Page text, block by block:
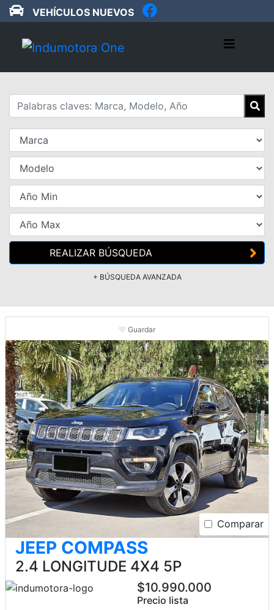
VEHÍCULOS NUEVOS
REALIZAR BÚSQUEDA
+ BÚSQUEDA AVANZADA
Guardar
Comparar
JEEP COMPASS
2.4 LONGITUDE 4X4 5P
$10.990.000
Precio lista